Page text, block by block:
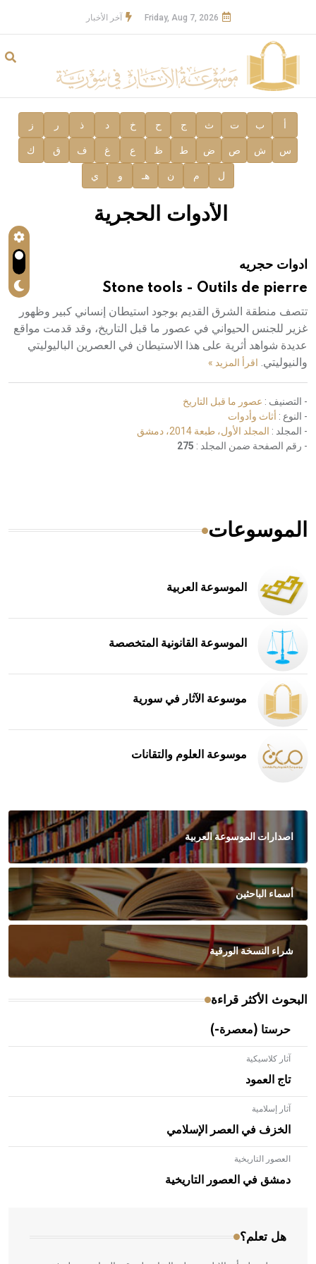
Friday, Aug 7, 2026 آخر الأخبار
أ ب ت ث ج ح خ د ذ ر ز
س ش ص ض ط ظ ع غ ف ق ك
ل م ن هـ و ي
الأدوات الحجرية
ادوات حجريه
Stone tools - Outils de pierre
تتصف منطقة الشرق القديم بوجود استيطان إنساني كبير وظهور
غزير للجنس الحيواني في عصور ما قبل التاريخ، وقد قدمت مواقع
عديدة شواهد أثرية على هذا الاستيطان في العصرين الباليوليتي
والنيوليتي. اقرأ المزيد »
- التصنيف : عصور ما قبل التاريخ
- النوع : أثاث وأدوات
- المجلد : المجلد الأول، طبعة 2014، دمشق
- رقم الصفحة ضمن المجلد : 275
الموسوعات
الموسوعة العربية
الموسوعة القانونية المتخصصة
موسوعة الآثار في سورية
موسوعة العلوم والتقانات
اصدارات الموسوعة العربية
أسماء الباحثين
شراء النسخة الورقية
البحوث الأكثر قراءة
حرستا (معصرة-)
آثار كلاسيكية
تاج العمود
آثار إسلامية
الخزف في العصر الإسلامي
العصور التاريخية
دمشق في العصور التاريخية
هل تعلم؟
- هل تعلم أن الأبلق نوع من الفنون الهندسية التي ارتبطت
بالعمارة الإسلامية في بلاد الشام ومصر خاصة، حيث يحرص
المعمار على بناء مداميكه وخاصة في الواجهات